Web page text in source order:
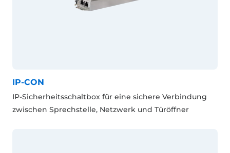
IP-CON
IP-Sicherheitsschaltbox für eine sichere Verbindung
zwischen Sprechstelle, Netzwerk und Türöffner